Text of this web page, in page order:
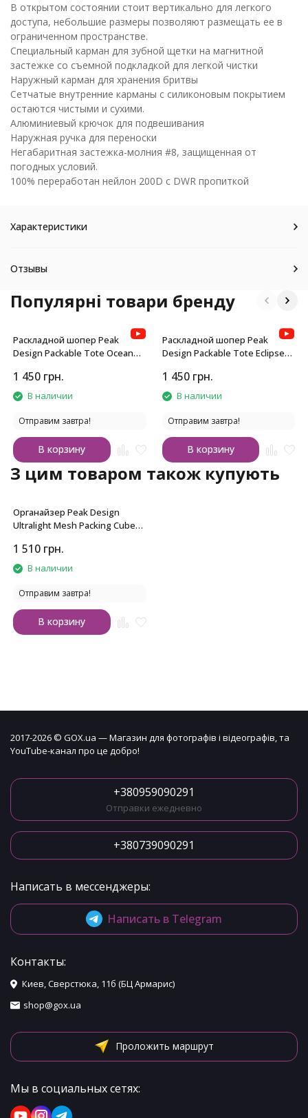
В открытом состоянии стоит вертикально для легкого
доступа, небольшие размеры позволяют размещать ее в
ограниченном пространстве.
Специальный карман для зубной щетки на магнитной
застежке со съемной подкладкой для легкой чистки
Наружный карман для хранения бритвы
Сетчатые внутренние карманы с силиконовым покрытием
остаются чистыми и сухими.
Алюминиевый крючок для подвешивания
Наружная ручка для переноски
Негабаритная застежка-молния #8, защищенная от
погодных условий.
100% переработан нейлон 200D с DWR пропиткой
Характеристики
Отзывы
Популярні товари бренду
Раскладной шопер Peak
Design Packable Tote Ocean
1 450 грн.
В наличии
Отправим завтра!
В корзину
Раскладной шопер Peak
Design Packable Tote Eclipse
1 450 грн.
В наличии
Отправим завтра!
В корзину
З цим товаром також купують
Органайзер Peak Design
Ultralight Mesh Packing Cube
1 510 грн.
В наличии
Отправим завтра!
В корзину
2017-2026 © GOX.ua — Магазин для фотографів і відеографів, та
YouTube-канал про це добро!
+380959090291
Отправки ежедневно
+380739090291
Написать в мессенджеры:
Написать в Telegram
Контакты:
Киев, Сверстюка, 11б (БЦ Армарис)
shop@gox.ua
Проложить маршрут
Мы в социальных сетях: